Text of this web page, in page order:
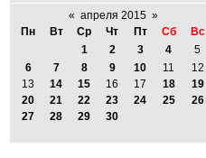
« апреля 2015 »
Пн
Вт Ср Чт Пт Сб
Вс
1
2 3 4
5
6
7 8 9 10 11
12
13
14 15 16 17 18
19
20
21 22 23 24 25
26
27
28 29 30